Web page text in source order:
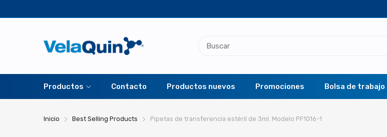
Productos Contacto Productos nuevos Promociones Bolsa de trabajo
Inicio Best Selling Products Pipetas de transferencia estéril de 3ml. Modelo PF1016-1